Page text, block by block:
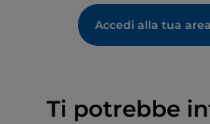
Accedi alla tua
Ti potrebbe